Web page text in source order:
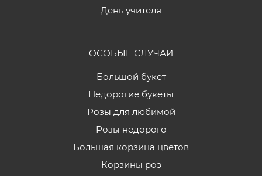
День учителя
ОСОБЫЕ СЛУЧАИ
Большой букет
Недорогие букеты
Розы для любимой
Розы недорого
Большая корзина цветов
Корзины роз